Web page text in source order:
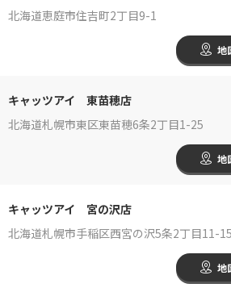
北海道恵庭市住吉町2丁目9-1
地
キャッツアイ 東苗穂店
北海道札幌市東区東苗穂6条2丁目1-25
地
キャッツアイ 宮の沢店
北海道札幌市手稲区西宮の沢5条2丁目11-15
地